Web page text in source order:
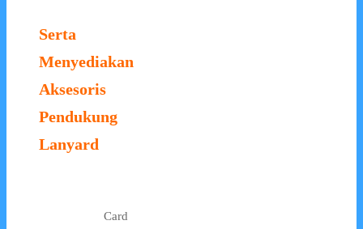
Serta
Menyediakan
Aksesoris
Pendukung
Lanyard
Card